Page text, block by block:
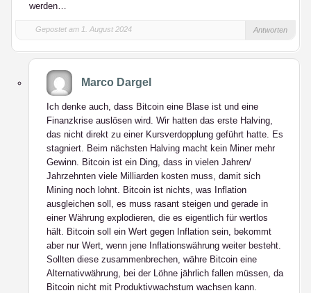
werden…
Gepostet am 1. August 2024 Antworten
Marco Dargel
Ich denke auch, dass Bitcoin eine Blase ist und eine
Finanzkrise auslösen wird. Wir hatten das erste Halving,
das nicht direkt zu einer Kursverdopplung geführt hatte. Es
stagniert. Beim nächsten Halving macht kein Miner mehr
Gewinn. Bitcoin ist ein Ding, dass in vielen Jahren/
Jahrzehnten viele Milliarden kosten muss, damit sich
Mining noch lohnt. Bitcoin ist nichts, was Inflation
ausgleichen soll, es muss rasant steigen und gerade in
einer Währung explodieren, die es eigentlich für wertlos
hält. Bitcoin soll ein Wert gegen Inflation sein, bekommt
aber nur Wert, wenn jene Inflationswährung weiter besteht.
Sollten diese zusammenbrechen, währe Bitcoin eine
Alternativwährung, bei der Löhne jährlich fallen müssen, da
Bitcoin nicht mit Produktivwachstum wachsen kann.